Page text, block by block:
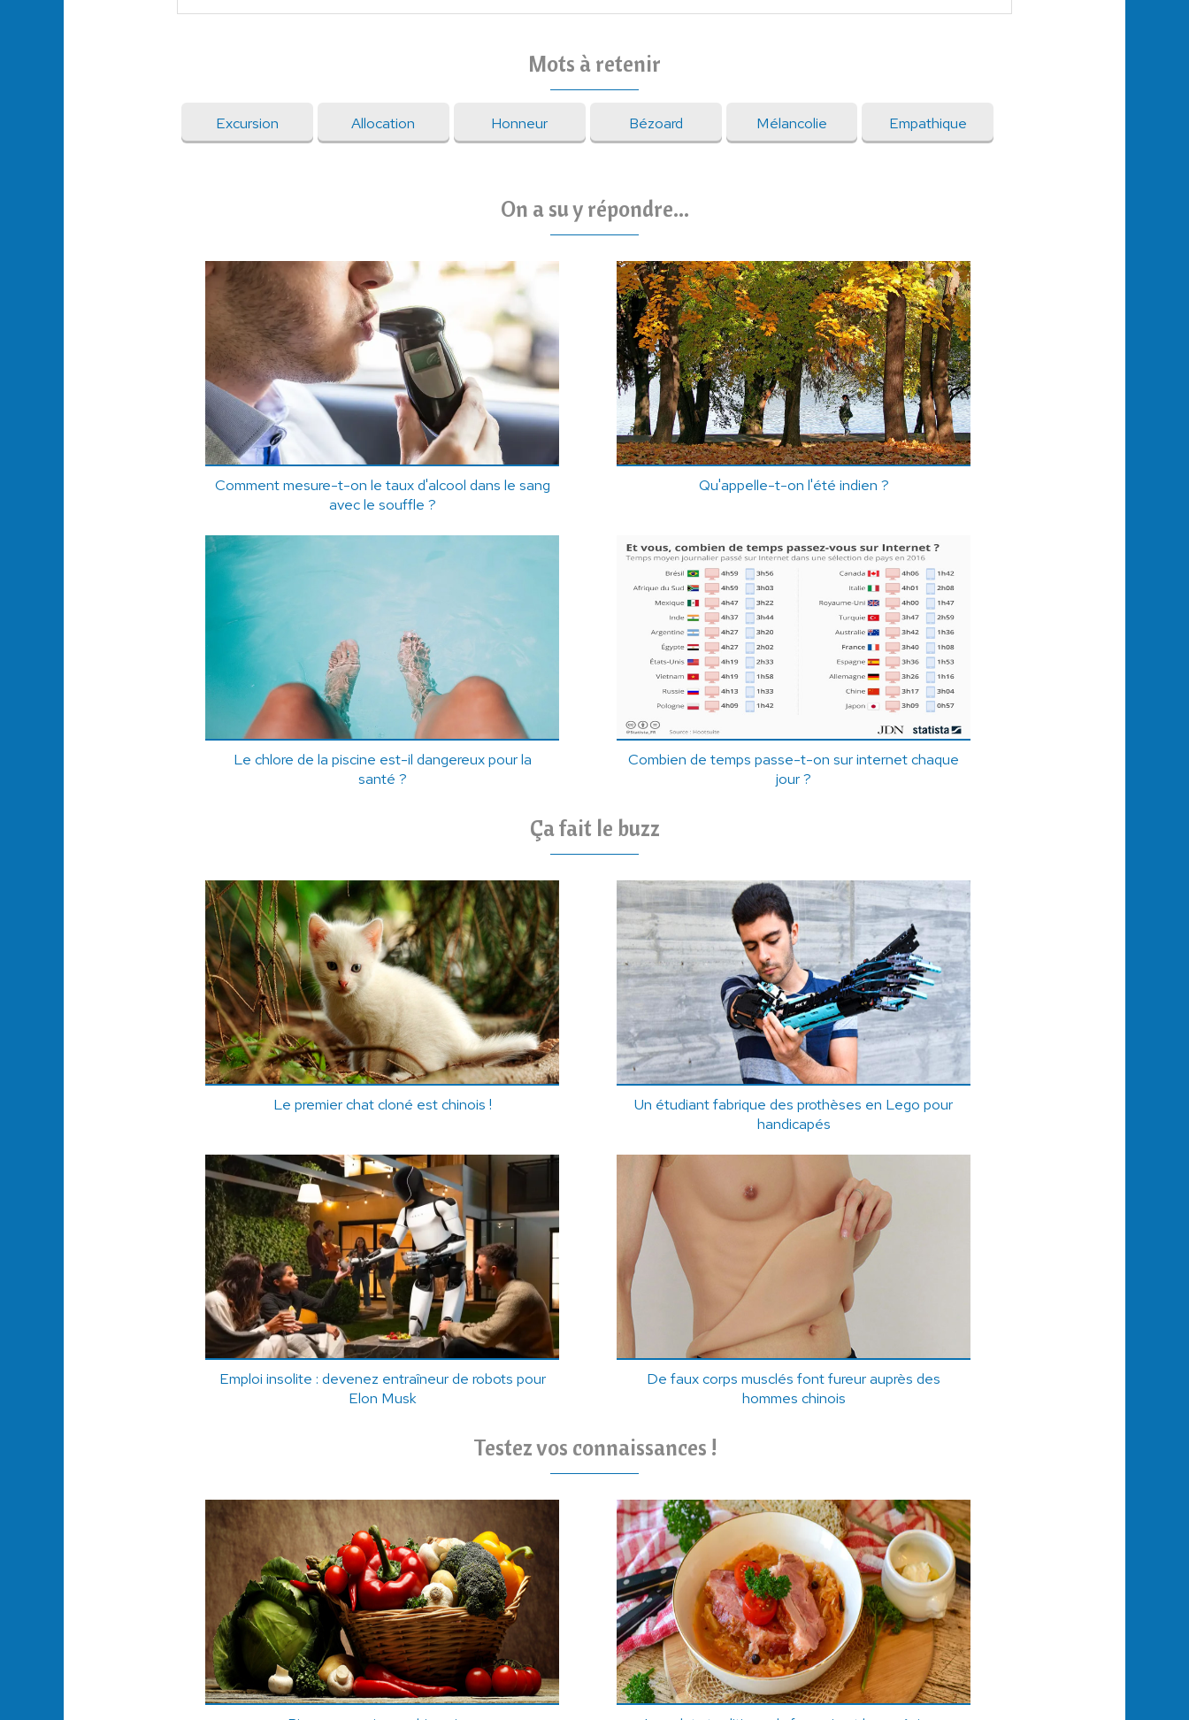
Mots à retenir
Excursion Allocation Honneur Bézoard Mélancolie Empathique
On a su y répondre...
Comment mesure-t-on le taux d'alcool dans le sang
avec le souffle ?
Qu'appelle-t-on l'été indien ?
Le chlore de la piscine est-il dangereux pour la
santé ?
Combien de temps passe-t-on sur internet chaque
jour ?
Ça fait le buzz
Le premier chat cloné est chinois !
Un étudiant fabrique des prothèses en Lego pour
handicapés
Emploi insolite : devenez entraîneur de robots pour
Elon Musk
De faux corps musclés font fureur auprès des
hommes chinois
Testez vos connaissances !